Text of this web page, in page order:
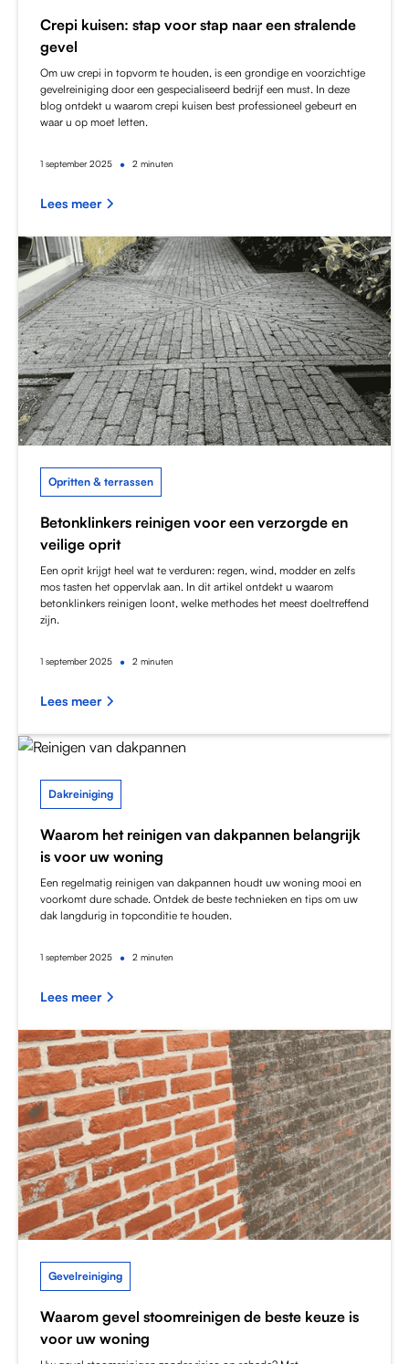
Crepi kuisen: stap voor stap naar een stralende
gevel
Om uw crepi in topvorm te houden, is een grondige en voorzichtige
gevelreiniging door een gespecialiseerd bedrijf een must. In deze
blog ontdekt u waarom crepi kuisen best professioneel gebeurt en
waar u op moet letten.
1 september 2025 • 2 minuten
Lees meer
Opritten & terrassen
Betonklinkers reinigen voor een verzorgde en
veilige oprit
Een oprit krijgt heel wat te verduren: regen, wind, modder en zelfs
mos tasten het oppervlak aan. In dit artikel ontdekt u waarom
betonklinkers reinigen loont, welke methodes het meest doeltreffend
zijn.
1 september 2025 • 2 minuten
Lees meer
Dakreiniging
Waarom het reinigen van dakpannen belangrijk
is voor uw woning
Een regelmatig reinigen van dakpannen houdt uw woning mooi en
voorkomt dure schade. Ontdek de beste technieken en tips om uw
dak langdurig in topconditie te houden.
1 september 2025 • 2 minuten
Lees meer
Gevelreiniging
Waarom gevel stoomreinigen de beste keuze is
voor uw woning